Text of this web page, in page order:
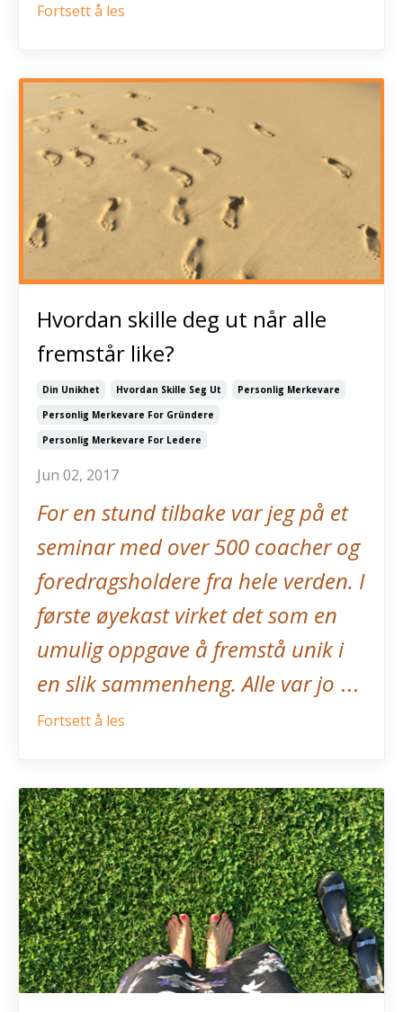
Fortsett å les
Hvordan skille deg ut når alle
fremstår like?
Din Unikhet Hvordan Skille Seg Ut
Personlig Merkevare
Personlig Merkevare For Gründere
Personlig Merkevare For Ledere
Jun 02, 2017
For en stund tilbake var jeg på et
seminar med over 500 coacher og
foredragsholdere fra hele verden. I
første øyekast virket det som en
umulig oppgave å fremstå unik i
en slik sammenheng. Alle var jo ...
Fortsett å les